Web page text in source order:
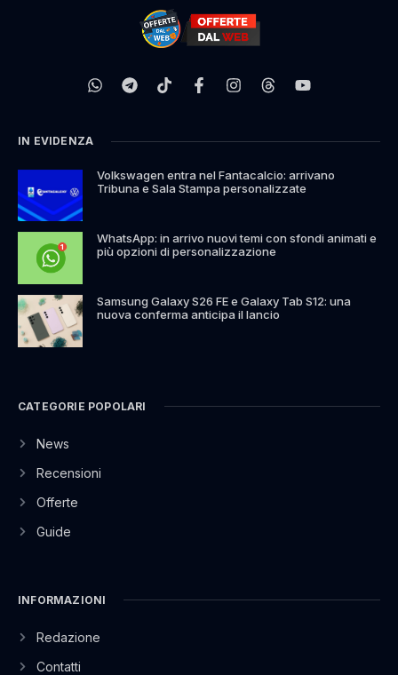
IN EVIDENZA
Volkswagen entra nel Fantacalcio: arrivano
Tribuna e Sala Stampa personalizzate
WhatsApp: in arrivo nuovi temi con sfondi animati e
più opzioni di personalizzazione
Samsung Galaxy S26 FE e Galaxy Tab S12: una
nuova conferma anticipa il lancio
CATEGORIE POPOLARI
News
Recensioni
Offerte
Guide
INFORMAZIONI
Redazione
Contatti